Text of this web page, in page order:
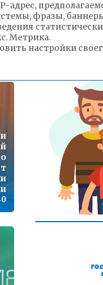
адрес,
фразы,
Метрика.
настройки